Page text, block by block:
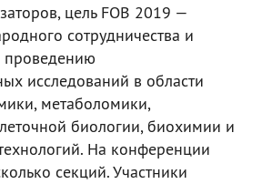
цель FOB 2019 —
сотрудничества и
проведению
исследований в области
метаболомики,
биологии, биохимии и
На конференции
секций. Участники